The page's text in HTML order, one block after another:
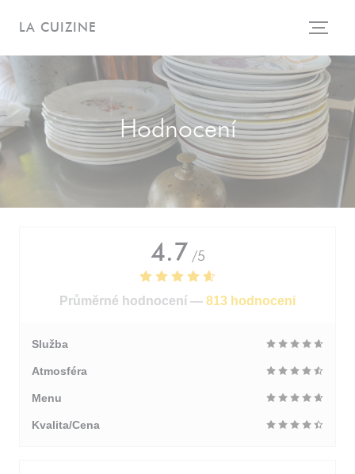
LA CUIZINE
Hodnocení
4.7 /5
Průměrné hodnocení — 813 hodnoceni
Služba
Atmosféra
Menu
Kvalita/Cena